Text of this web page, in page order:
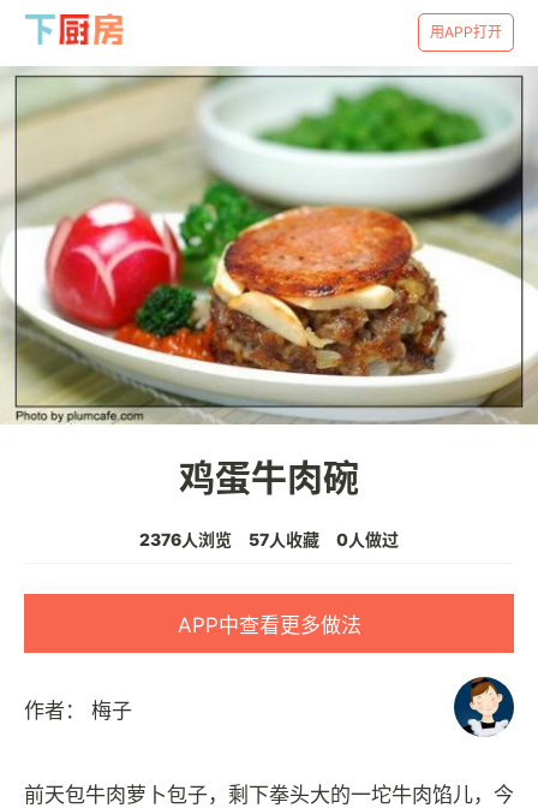
用APP打开
鸡蛋牛肉碗
2376人浏览 57人收藏 0人做过
APP中查看更多做法
作者： 梅子
前天包牛肉萝卜包子，剩下拳头大的一坨牛肉馅儿，今